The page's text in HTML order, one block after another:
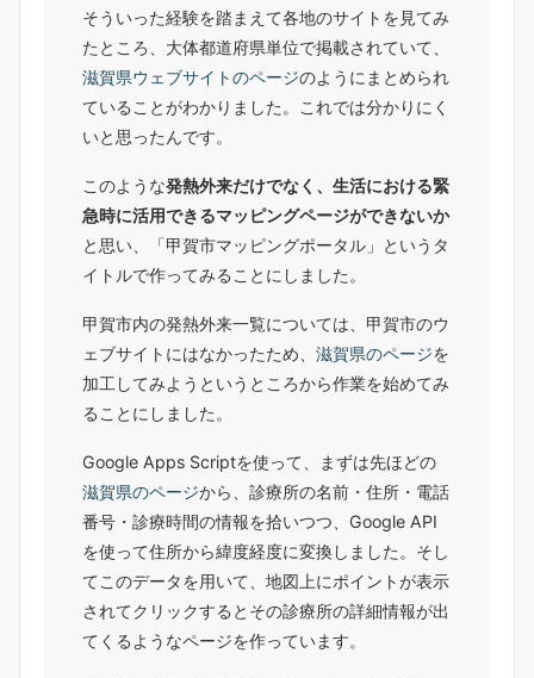
そういった経験を踏まえて各地のサイトを見てみ
たところ、大体都道府県単位で掲載されていて、
滋賀県ウェブサイトのページのようにまとめられ
ていることがわかりました。これでは分かりにく
いと思ったんです。
このような発熱外来だけでなく、生活における緊
急時に活用できるマッピングページができないか
と思い、「甲賀市マッピングポータル」というタ
イトルで作ってみることにしました。
甲賀市内の発熱外来一覧については、甲賀市のウ
ェブサイトにはなかったため、 滋賀県のページを
加工してみようというところから作業を始めてみ
ることにしました。
Google Apps Scriptを使って、まずは先ほどの
滋賀県のページから、診療所の名前・住所・電話
番号・診療時間の情報を拾いつつ、Google API
を使って住所から緯度経度に変換しました。そし
てこのデータを用いて、地図上にポイントが表示
されてクリックするとその診療所の詳細情報が出
てくるようなページを作っています。